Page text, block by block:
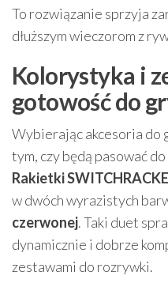
To rozwiązanie sprzyja
dłuższym wieczorom z
Kolorystyka i
gotowość do
Wybierając akcesoria do
tym, czy będą pasować
Rakietki
w dwóch wyrazistych
czerwonej. Taki duet
dynamicznie i dobrze
zestawami do rozrywki.